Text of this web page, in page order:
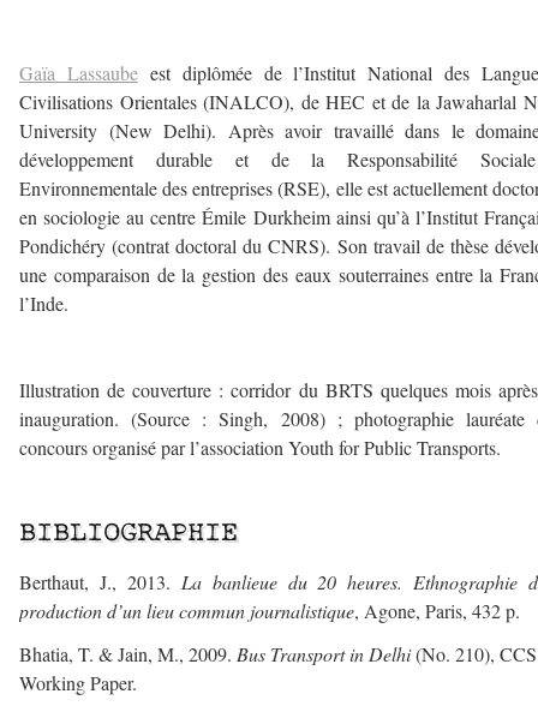
Gaïa Lassaubeest diplômée de l’Institut National des
Civilisations Orientales (INALCO), de HEC et de la Jawaharlal
University (New Delhi). Après avoir travaillé dans le
développement durable et de la Responsabilité
Environnementale des entreprises (RSE), elle est actuellement
en sociologie au centre Émile Durkheim ainsi qu’à l’Institut
Pondichéry (contrat doctoral du CNRS). Son travail de thèse
une comparaison de la gestion des eaux souterraines entre la
l’Inde.
Illustration de couverture : corridor du BRTS quelques mois
inauguration. (Source : Singh, 2008) ; photographie lauréate
concours organisé par l’association Youth for Public Transports.
BIBLIOGRAPHIE
Berthaut, J., 2013. La banlieue du 20 heures. Ethnographie
production d’un lieu commun journalistique, Agone, Paris, 432 p.
Bhatia, T. & Jain, M., 2009. Bus Transport in Delhi(No. 210), CCS
Working Paper.